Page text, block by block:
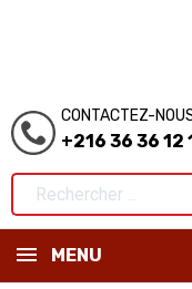
CONTACTEZ-
+216 36 36 12
MENU